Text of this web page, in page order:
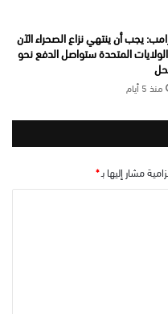
يجب أن ينتهي نزاع الصحراء الآن
المتحدة ستواصل الدفع نحو
منذ 5 أيام
مشار إليها بـ*